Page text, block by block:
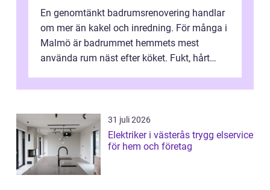
En genomtänkt badrumsrenovering handlar
om mer än kakel och inredning. För många i
Malmö är badrummet hemmets mest
använda rum näst efter köket. Fukt, hårt
...
31 juli 2026
Elektriker i västerås trygg elservice
för hem och företag